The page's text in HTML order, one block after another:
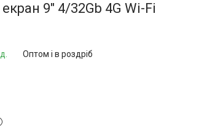
9" 4/32Gb 4G Wi-Fi
Оптом і в роздріб